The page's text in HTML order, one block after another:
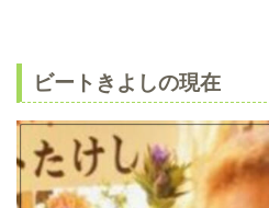
ビートきよしの現在